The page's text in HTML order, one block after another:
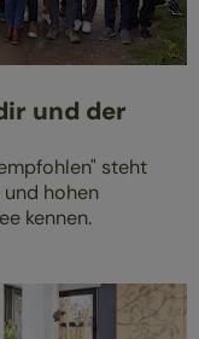
und der
steht
hohen
kennen.